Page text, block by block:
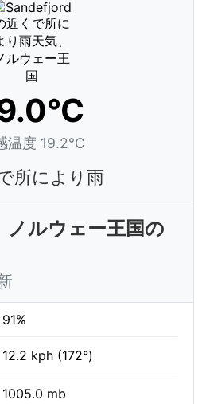
温度 19.2°C
所により雨
ルウェー王国の
91%
12.2 kph (172°)
1005.0 mb